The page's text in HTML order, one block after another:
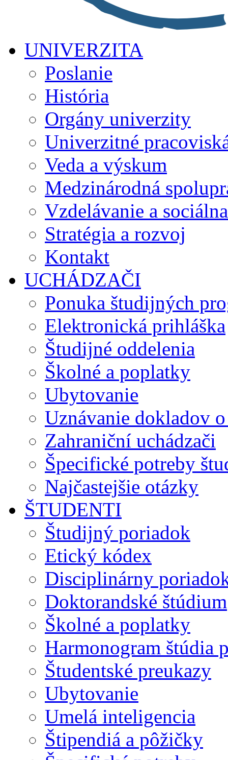
UNIVERZITA
Poslanie
História
Orgány univerzity
Univerzitné
Veda a výskum
Medzinárodná
Vzdelávanie a
Stratégia a rozvoj
Kontakt
UCHÁDZAČI
Ponuka študijných
Elektronická prihláška
Študijné oddelenia
Školné a poplatky
Ubytovanie
Uznávanie dokladov
Zahraniční uchádzači
Špecifické potreby
Najčastejšie otázky
ŠTUDENTI
Študijný poriadok
Etický kódex
Disciplinárny
Doktorandské štúdium
Školné a poplatky
Harmonogram štúdia
Študentské preukazy
Ubytovanie
Umelá inteligencia
Štipendiá a pôžičky